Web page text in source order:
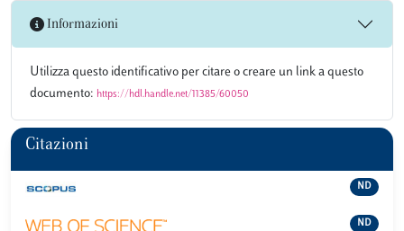
Informazioni
Utilizza questo identificativo per citare o creare un link a questo
documento: https://hdl.handle.net/11385/60050
Citazioni
ND
ND